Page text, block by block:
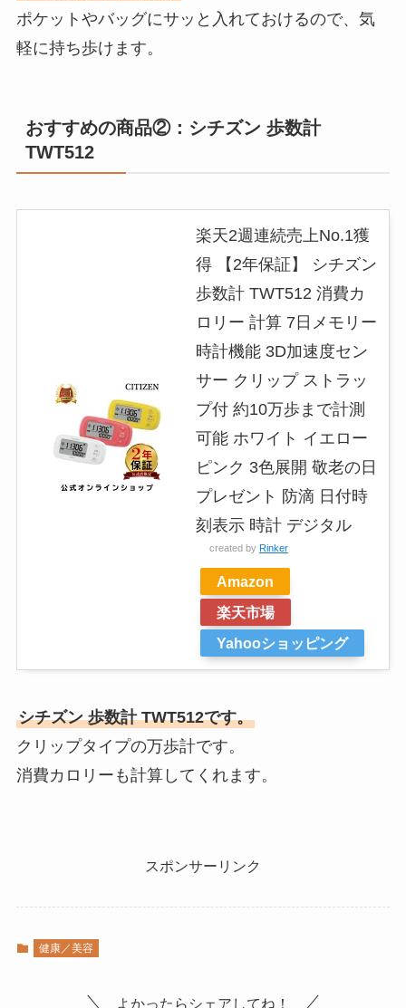
ポケットやバッグにサッと入れておけるので、気
軽に持ち歩けます。
おすすめの商品②：シチズン 歩数計
TWT512
楽天2週連続売上No.1獲
得 【2年保証】 シチズン
歩数計 TWT512 消費カ
ロリー 計算 7日メモリー
時計機能 3D加速度セン
サー クリップ ストラッ
プ付 約10万歩まで計測
可能 ホワイト イエロー
ピンク 3色展開 敬老の日
プレゼント 防滴 日付時
刻表示 時計 デジタル
created by Rinker
Amazon
楽天市場
Yahooショッピング
シチズン 歩数計 TWT512です。
クリップタイプの万歩計です。
消費カロリーも計算してくれます。
スポンサーリンク
健康／美容
よかったらシェアしてね！